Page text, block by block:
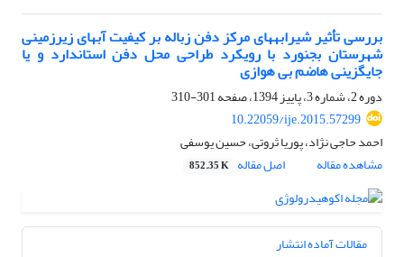
بررسی تأثیر شیرابه‏های مرکز دفن زباله بر کیفیت آب‏های زیرزمینی
شهرستان بجنورد با رویکرد طراحی محل دفن استاندارد و یا
جایگزینی هاضم بی‏ هوازی
دوره 2، شماره 3، پاییز 1394، صفحه
301-310
10.22059/ije.2015.57299
احمد حاجی نژاد، پوریا ثروتی، حسین یوسفی
مشاهده مقاله
اصل مقاله 852.35 K
مقالات آماده انتشار